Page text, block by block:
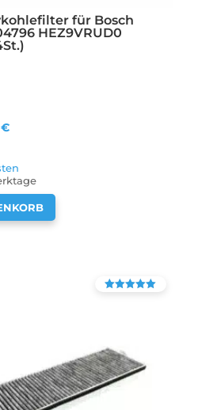
für Bosch
HEZ9VRUD0
€